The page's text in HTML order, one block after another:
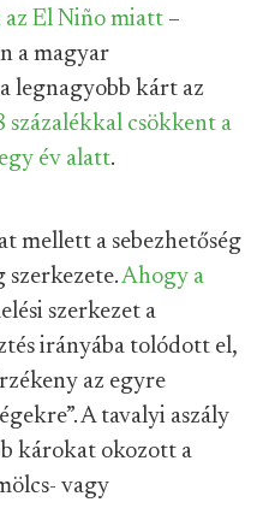
El Niño miatt –
a magyar
legnagyobb kárt az
százalékkal csökkent a
év alatt.
mellett a sebezhetőség
szerkezete.Ahogy a
szerkezet a
irányába tolódott el,
az egyre
A tavalyi aszály
károkat okozott a
vagy